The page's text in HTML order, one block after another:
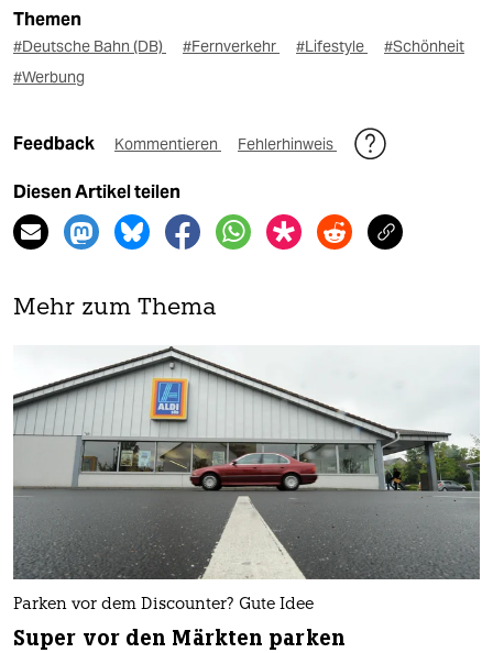
Themen
#Deutsche Bahn (DB) #Fernverkehr #Lifestyle
#Schönheit
#Werbung
Feedback Kommentieren Fehlerhinweis
Diesen Artikel teilen
Mehr zum Thema
Parken vor dem Discounter? Gute Idee
Super vor den Märkten parken